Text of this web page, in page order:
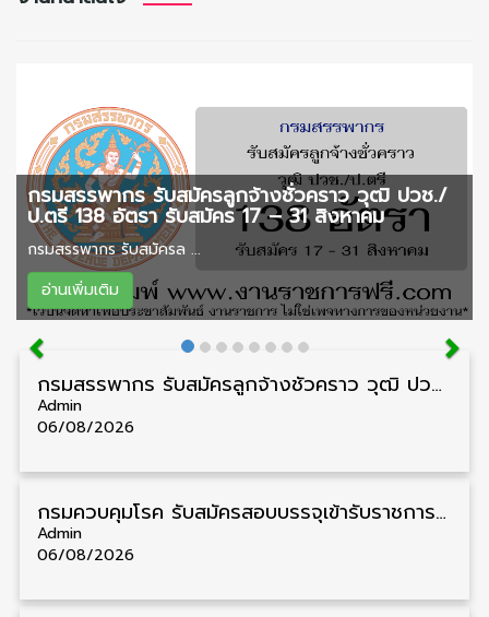
กรมสรรพากร รับสมัครลูกจ้างชั่วคราว วุฒิ ปวช./
ป.ตรี 138 อัตรา รับสมัคร 17 – 31 สิงหาคม
กรมสรรพากร รับสมัครล ...
อ่านเพิ่มเติม
กรมสรรพากร รับสมัครลูกจ้างชั่วคราว วุฒิ ปวช./ป.ตรี 138 อัตรา รับสมัคร 17 – 31 สิงหาคม
Admin
06/08/2026
กรมควบคุมโรค รับสมัครสอบบรรจุเข้ารับราชการ วุฒิ ปวส./ป.ตรี 17 อัตรา รับสมัคร 17 สิงหาคม – 4 กันยายน
Admin
06/08/2026